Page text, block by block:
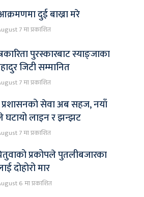
दुई बाख्रा मरे
7 मा प्रकाशित
पुरस्कारबाट स्याङ्जाका
जिटी सम्मानित
7 मा प्रकाशित
प्रशासनको सेवा अब सहज, नयाँ
घटायो लाइन र झन्झट
7 मा प्रकाशित
प्रकोपले पुतलीबजारका
दोहोरो मार
6 मा प्रकाशित